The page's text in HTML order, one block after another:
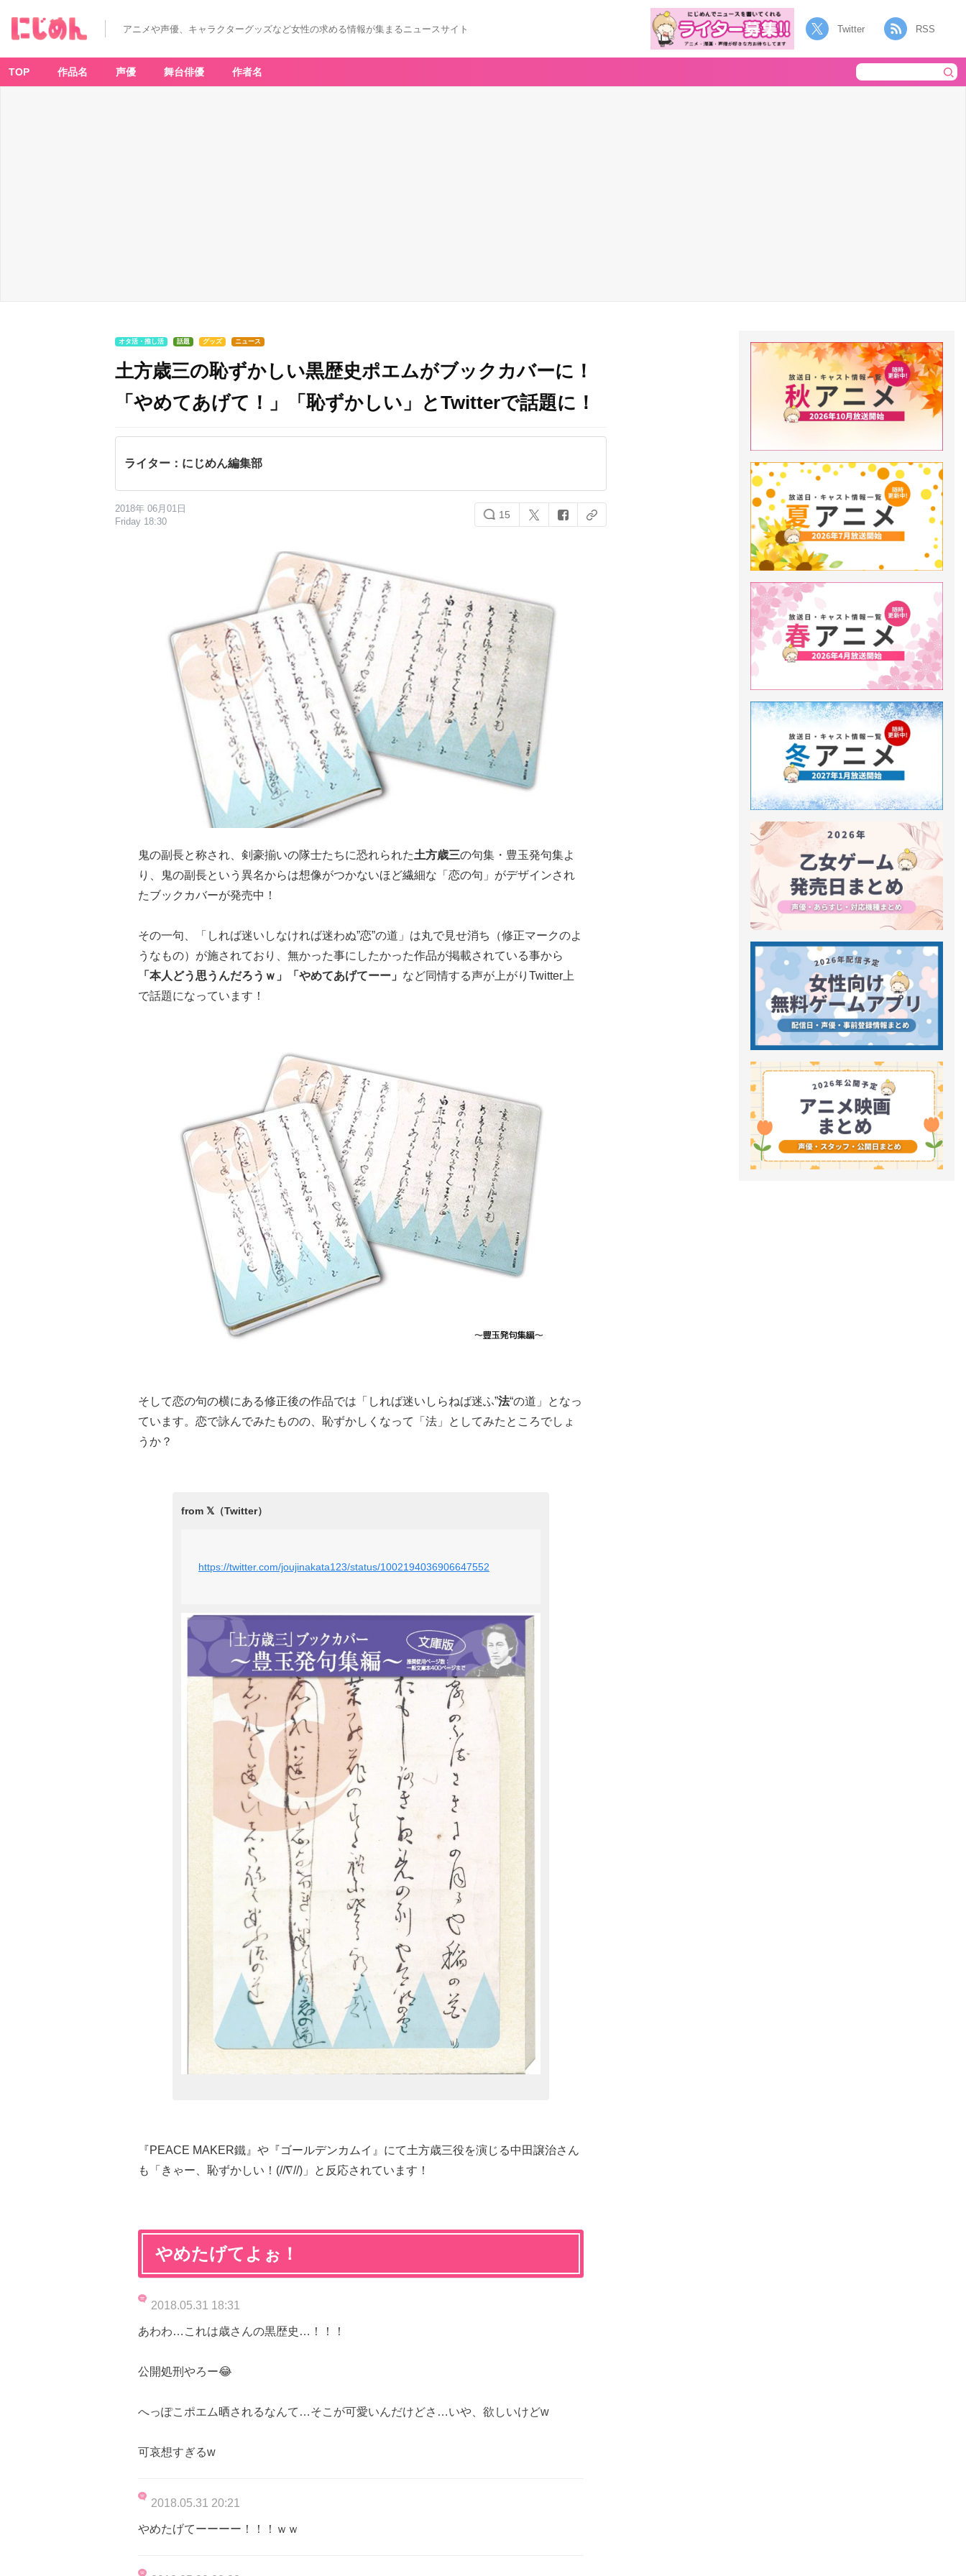
アニメや声優、キャラクターグッズなど女性の求める情報が集まるニュースサイト Twitter RSS
TOP 作品名 声優 舞台俳優 作者名
オタ活・推し活 話題 グッズ ニュース
土方歳三の恥ずかしい黒歴史ポエムがブックカバーに！
「やめてあげて！」「恥ずかしい」とTwitterで話題に！
ライター：にじめん編集部
2018年 06月01日
Friday 18:30
15
鬼の副長と称され、剣豪揃いの隊士たちに恐れられた土方歳三の句集・豊玉発句集よ
り、鬼の副長という異名からは想像がつかないほど繊細な「恋の句」がデザインされ
たブックカバーが発売中！
その一句、「しれば迷いしなければ迷わぬ”恋”の道」は丸で見せ消ち（修正マークのよ
うなもの）が施されており、無かった事にしたかった作品が掲載されている事から
「本人どう思うんだろうｗ」
「やめてあげてーー」 など同情する声が上がりTwitter上
で話題になっています！
そして恋の句の横にある修正後の作品では「しれば迷いしらねば迷ふ”法“の道」となっ
ています。恋で詠んでみたものの、恥ずかしくなって「法」としてみたところでしょ
うか？
https://twitter.com/joujinakata123/status/1002194036906647552
『PEACE MAKER鐵』や『ゴールデンカムイ』にて土方歳三役を演じる中田譲治さん
も「きゃー、恥ずかしい！(//∇//)」と反応されています！
やめたげてよぉ！
2018.05.31 18:31
あわわ…これは歳さんの黒歴史…！！！
公開処刑やろー😂
へっぽこポエム晒されるなんて…そこが可愛いんだけどさ…いや、欲しいけどw
可哀想すぎるw
2018.05.31 20:21
やめたげてーーーー！！！ｗｗ